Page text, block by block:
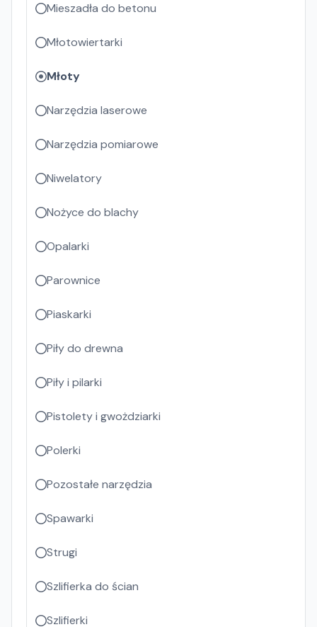
Mieszadła do betonu
Młotowiertarki
Młoty
Narzędzia laserowe
Narzędzia pomiarowe
Niwelatory
Nożyce do blachy
Opalarki
Parownice
Piaskarki
Piły do drewna
Piły i pilarki
Pistolety i gwożdziarki
Polerki
Pozostałe narzędzia
Spawarki
Strugi
Szlifierka do ścian
Szlifierki